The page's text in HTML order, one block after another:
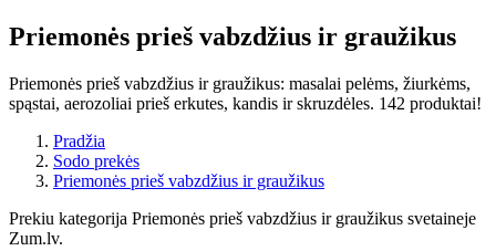
Priemonės prieš vabzdžius ir graužikus
Priemonės prieš vabzdžius ir graužikus: masalai pelėms, žiurkėms,
spąstai, aerozoliai prieš erkutes, kandis ir skruzdėles. 142 produktai!
Pradžia
Sodo prekės
Priemonės prieš vabzdžius ir graužikus
Prekiu kategorija Priemonės prieš vabzdžius ir graužikus svetaineje
Zum.lv.